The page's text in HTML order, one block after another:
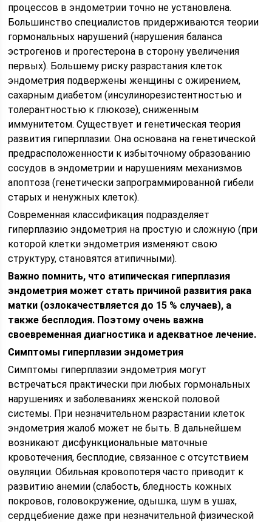
процессов в эндометрии точно не установлена.
Большинство специалистов придерживаются теории
гормональных нарушений (нарушения баланса
эстрогенов и прогестерона в сторону увеличения
первых). Большему риску разрастания клеток
эндометрия подвержены женщины с ожирением,
сахарным диабетом (инсулинорезистентностью и
толерантностью к глюкозе), сниженным
иммунитетом. Существует и генетическая теория
развития гиперплазии. Она основана на генетической
предрасположенности к избыточному образованию
сосудов в эндометрии и нарушениям механизмов
апоптоза (генетически запрограммированной гибели
старых и ненужных клеток).
Современная классификация подразделяет
гиперплазию эндометрия на простую и сложную (при
которой клетки эндометрия изменяют свою
структуру, становятся атипичными).
Важно помнить, что атипическая гиперплазия
эндометрия может стать причиной развития рака
матки (озлокачествляется до 15 % случаев), а
также бесплодия. Поэтому очень важна
своевременная диагностика и адекватное лечение.
Симптомы гиперплазии эндометрия
Симптомы гиперплазии эндометрия могут
встречаться практически при любых гормональных
нарушениях и заболеваниях женской половой
системы. При незначительном разрастании клеток
эндометрия жалоб может не быть. В дальнейшем
возникают дисфункциональные маточные
кровотечения, бесплодие, связанное с отсутствием
овуляции. Обильная кровопотеря часто приводит к
развитию анемии (слабость, бледность кожных
покровов, головокружение, одышка, шум в ушах,
сердцебиение даже при незначительной физической